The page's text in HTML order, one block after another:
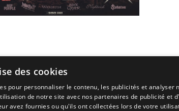
- All Rights Reserved.
des cookies
pour personnaliser le contenu, les publicités et
de notre site avec nos partenaires de publicité et
avez fournies ou qu'ils ont collectées lors de votre